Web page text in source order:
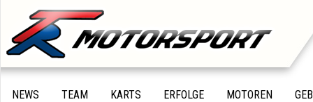
NEWS TEAM KARTS ERFOLGE MOTOREN